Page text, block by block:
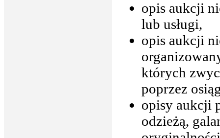
opis aukcji
lub usługi,
opis aukcji
których
poprzez
opisy aukcji
odzieżą,